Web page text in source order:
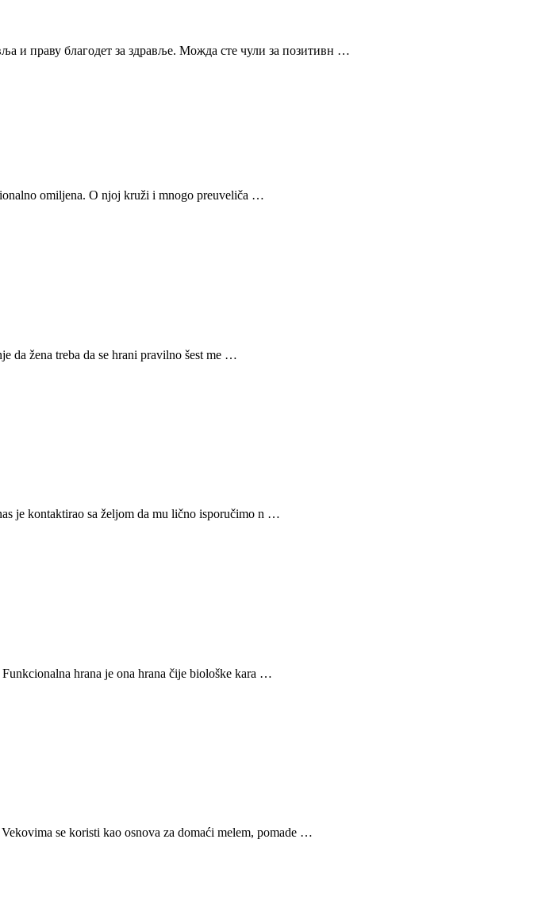
и праву благодет за здравље. Можда сте чули за позитивн …
omiljena. O njoj kruži i mnogo preuveliča …
da žena treba da se hrani pravilno šest me …
je kontaktirao sa željom da mu lično isporučimo n …
hrana je ona hrana čije biološke kara …
se koristi kao osnova za domaći melem, pomade …